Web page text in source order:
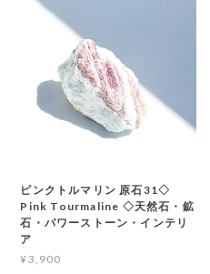
ピンクトルマリン 原石31◇
Pink Tourmaline ◇天然石・鉱
石・パワーストーン・インテリ
ア
¥3,900